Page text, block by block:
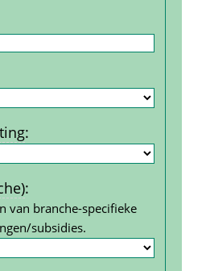
:
:
van branche-specifieke
subsidies.